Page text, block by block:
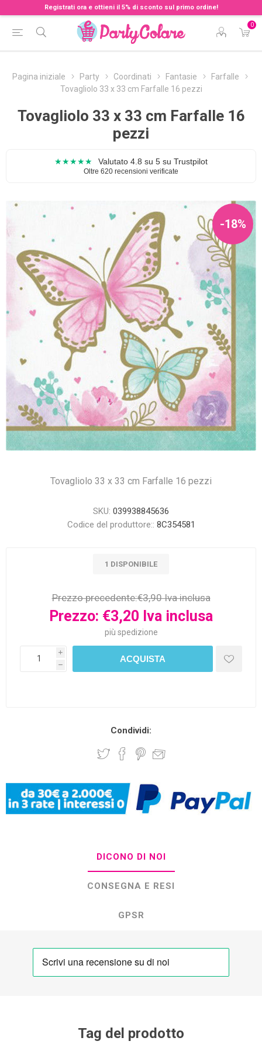
Registrati ora e ottieni il 5% di sconto sul primo ordine!
0
Pagina iniziale Party Coordinati Fantasie
Farfalle
Tovagliolo 33 x 33 cm Farfalle 16 pezzi
Tovagliolo 33 x 33 cm Farfalle 16
pezzi
★★★★★ Valutato 4.8 su 5 su Trustpilot
Oltre 620 recensioni verificate
-18%
Tovagliolo 33 x 33 cm Farfalle 16 pezzi
SKU: 039938845636
Codice del produttore:: 8C354581
1 DISPONIBILE
Prezzo precedente:€3,90 Iva inclusa
Prezzo: €3,20 Iva inclusa
più spedizione
i
h
Condividi:
DICONO DI NOI
CONSEGNA E RESI
GPSR
Tag del prodotto